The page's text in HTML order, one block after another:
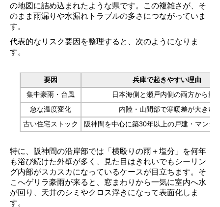
の地図に詰め込まれたような県です。この複雑さが、そ
のまま雨漏りや水漏れトラブルの多さにつながっていま
す。
代表的なリスク要因を整理すると、次のようになりま
す。
要因
兵庫で起きやすい理由
集中豪雨・台風
日本海側と瀬戸内側の両方から影
急な温度変化
内陸・山間部で寒暖差が大きい
古い住宅ストック
阪神間を中心に築30年以上の戸建・マンシ
特に、阪神間の沿岸部では「横殴りの雨＋塩分」を何年
も浴び続けた外壁が多く、見た目はきれいでもシーリン
グ内部がスカスカになっているケースが目立ちます。そ
こへゲリラ豪雨が来ると、窓まわりから一気に室内へ水
が回り、天井のシミやクロス浮きになって表面化しま
す。